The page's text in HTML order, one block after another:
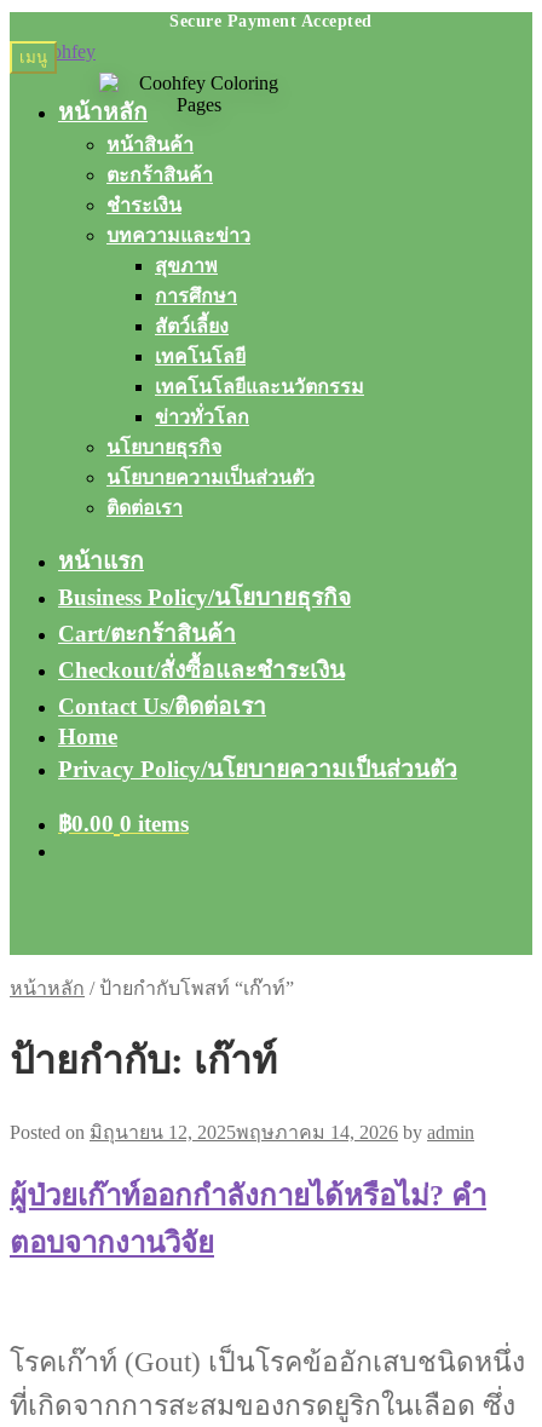
Skip
to
Skip
to
เมนู
หน้าหลัก
หน้าสินค้า
ตะกร้าสินค้า
ชำระเงิน
บทความและข่าว
สุขภาพ
การศึกษา
สัตว์เลี้ยง
เทคโนโลยี
เทคโนโลยีและนวัตกรรม
ข่าวทั่วโลก
นโยบายธุรกิจ
นโยบายความเป็นส่วนตัว
ติดต่อเรา
หน้าแรก
Business Policy/นโยบายธุรกิจ
Cart/ตะกร้าสินค้า
Checkout/สั่งซื้อและชำระเงิน
Contact Us/ติดต่อเรา
Home
Privacy Policy/นโยบายความเป็นส่วนตัว
฿0.00 0 items
หน้าหลัก / ป้ายกำกับโพสท์ “เก๊าท์”
ป้ายกำกับ: เก๊าท์
Posted on มิถุนายน 12, 2025พฤษภาคม 14, 2026 by admin
ผู้ป่วยเก๊าท์ออกกำลังกายได้หรือไม่? คำ
ตอบจากงานวิจัย
โรคเก๊าท์ (Gout) เป็นโรคข้ออักเสบชนิดหนึ่ง
ที่เกิดจากการสะสมของกรดยูริกในเลือด ซึ่ง